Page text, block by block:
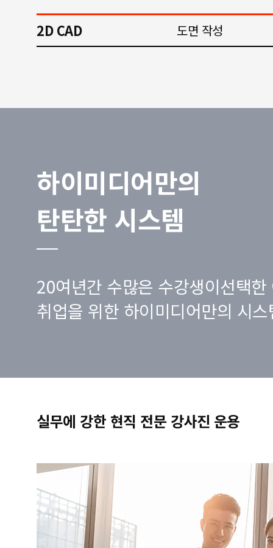
2D CAD 도면 작성
하이미디어만의
탄탄한 시스템
20여년간 수많은 수강생이선택한
취업을 위한 하이미디어만의 시
실무에 강한 현직 전문 강사진 운용